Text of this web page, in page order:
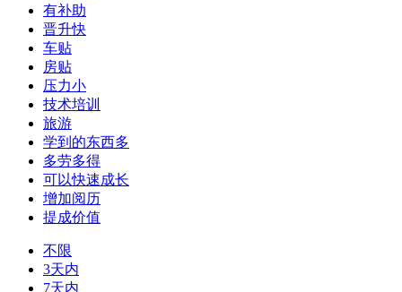
有补助
晋升快
车贴
房贴
压力小
技术培训
旅游
学到的东西多
多劳多得
可以快速成长
增加阅历
提成价值
不限
3天内
7天内